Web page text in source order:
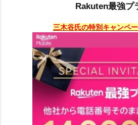
Rakuten最強プ
三木谷氏の特別キャンペ